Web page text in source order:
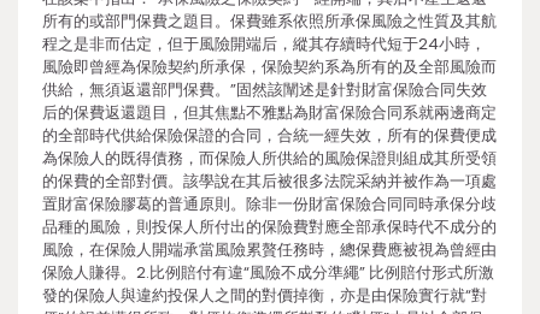
所有的或部門保費之題目。保費雖系依照所承保風險之性質及其航
程之是非而估定，但于風險開端后，縱其存續時代短于24小時，
風險即曾經為保險契約所承保，保險契約系為所有的及全部風險而
供給，無須返還部門保費。”固然該闡述是針對財富保險合同失效
后的保費返還題目，但其焦點不雅點為財富保險合同系就兩邊商定
的全部時代供給保險保證的合同，合統一經失效，所有的保費便成
為保險人的既得債務，而保險人所供給的風險保證則組成其所受領
的保費的全部對價。該學說在其后被很多法院采納并被作為一項處
置財富保險膠葛的普通原則。除非一份財富保險合同同時承保分歧
品種的風險，則投保人所付出的保險費對應全部承保時代不成分的
風險，在保險人開端承當風險累贅任務時，總保費應被視為曾經由
保險人賺得。2.比例賠付有違“風險不成分準繩” 比例賠付形式所激
發的保險人與違約投保人之間的對價掉衡，亦是由保險實行就“對